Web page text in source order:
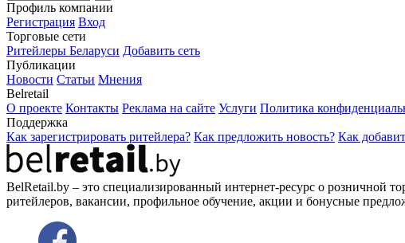
Профиль компании
Регистрация Вход
Торговые сети
Ритейлеры Беларуси Добавить сеть
Публикации
Новости Статьи Мнения
Belretail
О проекте Контакты Реклама на сайте Услуги Политика
Поддержка
Как зарегистрировать ритейлера? Как предложить новость? Как
BelRetail.by – это специализированный интернет-ресурс о розничной
ритейлеров, вакансии, профильное обучение, акции и бонусные